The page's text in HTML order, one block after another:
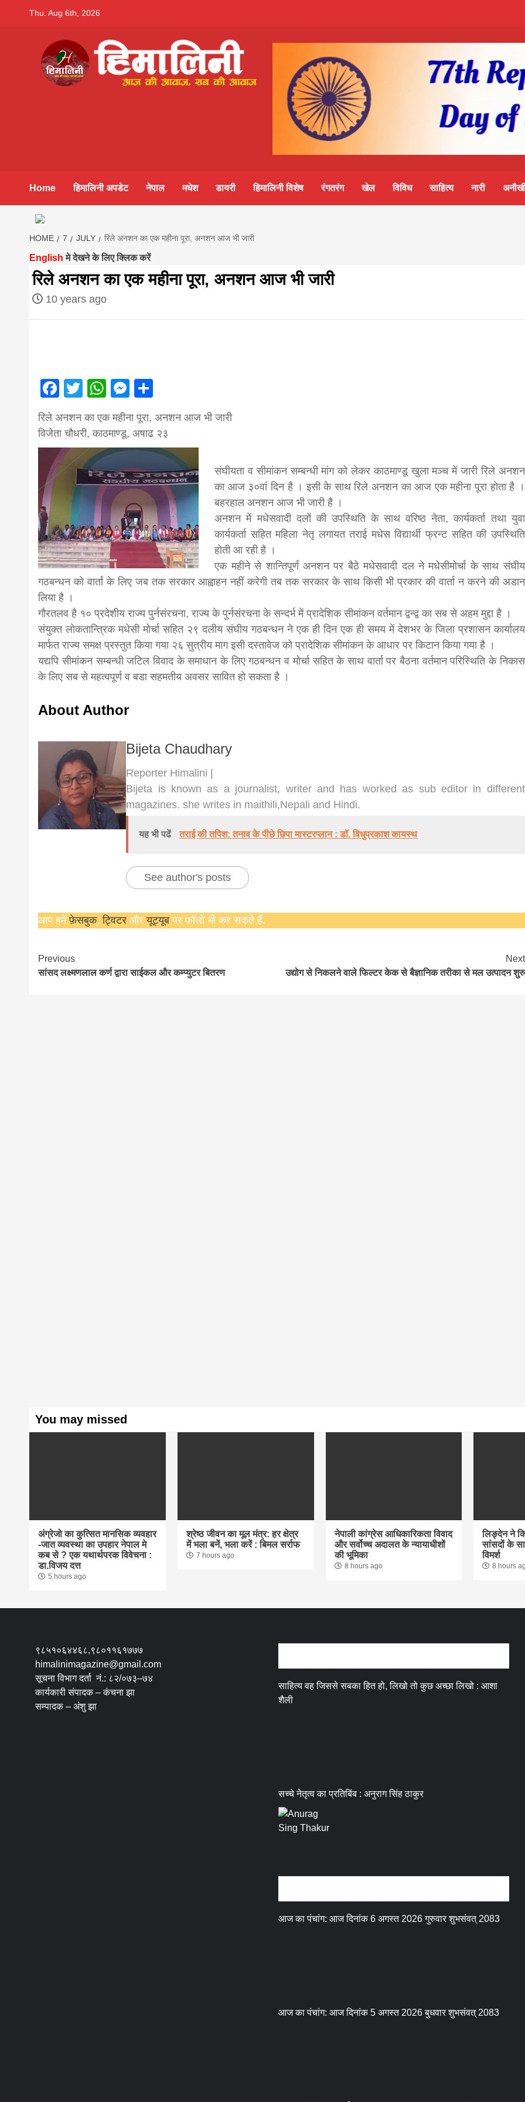
Thu. Aug 6th, 2026
Himalini.com-
hindi magazine
||madhesh
khabar:Himalini
first hindi
magazine of
news in hindi
from
Nepal,madhesh
news,financial
news,loan,bank
news, madhesh
khabar
Home हिमालिनी अपडेट नेपाल मधेश डायरी हिमालिनी विशेष रंगतरंग खेल विविध साहित्य नारी
HOME 7 JULY रिले अनशन का एक महीना पूरा, अनशन आज भी जारी
English मे देखने के लिए क्लिक करें
रिले अनशन का एक महीना पूरा, अनशन आज भी जारी
10 years ago
Facebook
TwitterWhatsApp
Messenger
रिले अनशन का एक महीना पूरा, अनशन आज भी जारी
विजेता चौधरी, काठमाण्डू, अषाढ २३
संघीयता व सीमांकन सम्बन्धी मांग को लेकर काठमाण्डू खुला मञ्च में जारी रिले अनशन
का आज ३०वां दिन है । इसी के साथ रिले अनशन का आज एक महीना पूरा होता है ।
बहरहाल अनशन आज भी जारी है ।
अनशन में मधेसवादी दलों की उपस्थिति के साथ वरिष्ठ नेता, कार्यकर्ता तथा युवा
कार्यकर्ता सहित महिला नेतृ लगायत तराई मधेस विद्यार्थी फ्रन्ट सहित की उपस्थिति
होती आ रही है ।
एक महीने से शान्तिपूर्ण अनशन पर बैठे मधेसवादी दल ने मधेसीमोर्चा के साथ संघीय
गठबन्धन को वार्ता के लिए जब तक सरकार आह्वाहन नहीं करेगी तब तक सरकार के साथ किसी भी प्रकार की वार्ता न करने की अडान
लिया है ।
गौरतलव है १० प्रदेशीय राज्य पुर्नसंरचना, राज्य के पुर्नसंरचना के सन्दर्भ में प्रादेशिक सीमांकन वर्तमान द्वन्द्व का सब से अहम मुद्दा है ।
संयुक्त लोकतान्त्रिक मधेसी मोर्चा सहित २९ दलीय संघीय गठबन्धन ने एक ही दिन एक ही समय में देशभर के जिला प्रशासन कार्यालय
मार्फत राज्य समक्ष प्रस्तुत किया गया २६ सुत्रीय माग इसी दस्तावेज को प्रादेशिक सीमांकन के आधार पर किटान किया गया है ।
यद्यपि सीमांकन सम्बन्धी जटिल विवाद के समाधान के लिए गठबन्धन व मोर्चा सहित के साथ वार्ता पर बैठना वर्तमान परिस्थिति के निकास
के लिए सब से महत्वपूर्ण व बडा सहमतीय अवसर सावित हो सकता है ।
About Author
Bijeta Chaudhary
Reporter Himalini |
Bijeta is known as a journalist, writer and has worked as sub editor in different
magazines. she writes in maithili,Nepali and Hindi.
यह भी पढें तराई की तपिश: तनाव के पीछे छिपा मास्टरप्लान : डॉ. विधुप्रकाश कायस्थ
See author's posts
आप हमेंफ़ेसबुक,ट्विटरऔरयूट्यूब पर फ़ॉलो भी कर सकते हैं.
Continue
Reading
Previous
सांसद लक्ष्मणलाल कर्ण द्वारा साईकल और कम्प्युटर बितरण
Next
उद्योग से निकलने वाले फिल्टर केक से बैज्ञानिक तरीका से मल उत्पादन शुरु
आज का पंचांग: आज दिनांक 2 अगस्त 2026 रविवार शुभसंवत् 2083
बड़े अंतर से जीत हासिल करुँंगी –रेणु दाहाल
6 months ago
सदस्य के रूप में अपनी उम्मीदवारी दे चुकी रेणु दाहाल ने कहा है
कि उन्हें...
You may missed
अंग्रेजो का कुत्सित मानसिक व्यवहार
-जात व्यवस्था का उपहार नेपाल मे
कब से ? एक यथार्थपरक विवेचना :
डा.विजय दत्त
5 hours ago
श्रेष्ठ जीवन का मूल मंत्र: हर क्षेत्र
में भला बनें, भला करें : बिमल सर्राफ
7 hours ago
नेपाली कांग्रेस आधिकारिकता विवाद
और सर्वोच्च अदालत के न्यायाधीशों
की भूमिका
8 hours ago
लिङ्देन ने
सांसदों के
विमर्श
8 hours
९८५१०६४४६८,९८०११६१७७७
himalinimagazine@gmail.com
सूचना विभाग दर्ता नं.: ८२/०७३–७४
कार्यकारी संपादक – कंचना झा
सम्पादक – अंशु झा
साहित्य वह जिससे सबका हित हो, लिखो तो कुछ अच्छा लिखो : आशा
शैली
सच्चे नेतृत्व का प्रतिबिंब : अनुराग सिंह ठाकुर
आज का पंचांग: आज दिनांक 6 अगस्त 2026 गुरुवार शुभसंवत् 2083
आज का पंचांग: आज दिनांक 5 अगस्त 2026 बुधवार शुभसंवत् 2083